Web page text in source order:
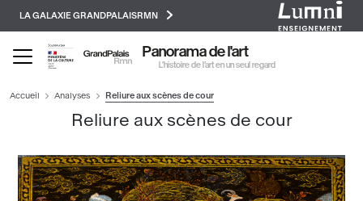
principal
LA GALAXIE GRANDPALAISRMN
Panorama de l'art
L’histoire de l’art en un seul regard
Accueil Analyses Reliure aux scènes de cour
Reliure aux scènes de cour